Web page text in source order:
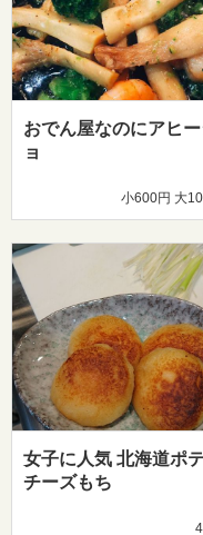
おでん屋なのにアヒ
ョ
小600円 大
女子に人気 北海道ポ
チーズもち